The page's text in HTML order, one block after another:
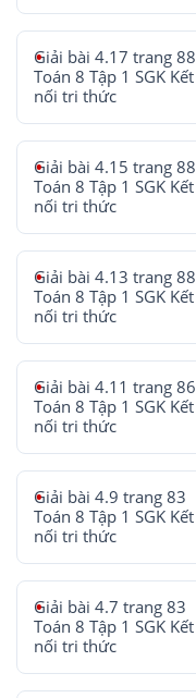
Giải bài 4.17 trang 88
Toán 8 Tập 1 SGK Kết
nối tri thức
Giải bài 4.15 trang 88
Toán 8 Tập 1 SGK Kết
nối tri thức
Giải bài 4.13 trang 88
Toán 8 Tập 1 SGK Kết
nối tri thức
Giải bài 4.11 trang 86
Toán 8 Tập 1 SGK Kết
nối tri thức
Giải bài 4.9 trang 83
Toán 8 Tập 1 SGK Kết
nối tri thức
Giải bài 4.7 trang 83
Toán 8 Tập 1 SGK Kết
nối tri thức